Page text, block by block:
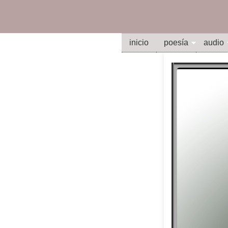
inicio poesía audio